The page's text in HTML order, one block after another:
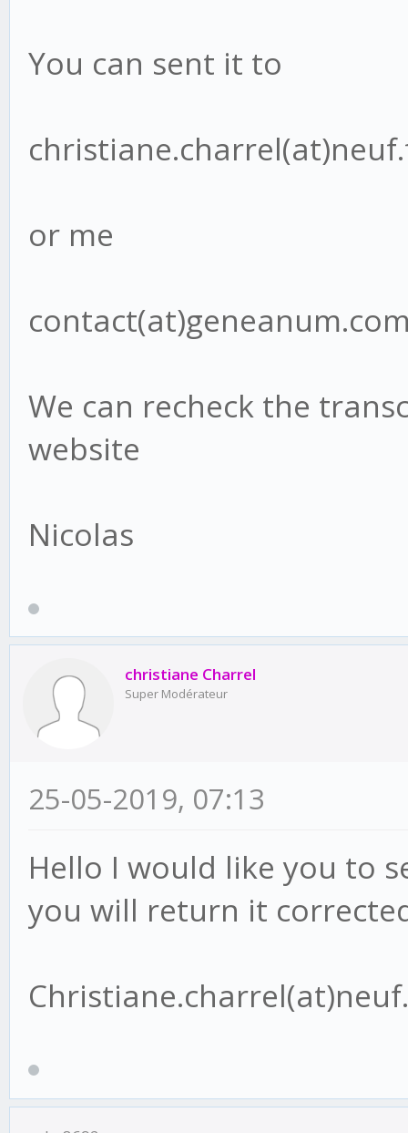
You can sent it to
or me
We can recheck the
website
Nicolas
christiane Charrel
Super Modérateur
25-05-2019, 07:13
Hello I would like you to
you will return it